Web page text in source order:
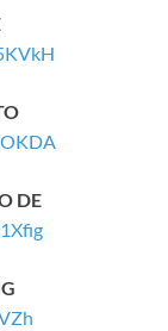
DE